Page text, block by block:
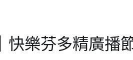
快樂芬多精廣播